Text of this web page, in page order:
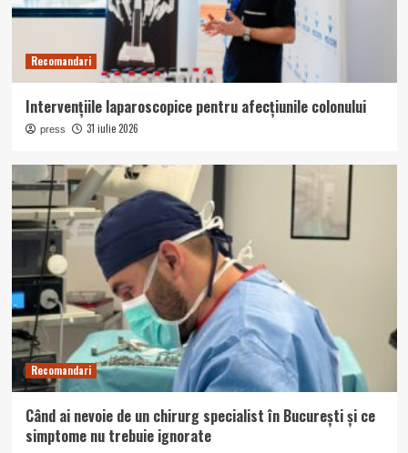
Recomandari
Intervențiile laparoscopice pentru afecțiunile colonului
press 31 iulie 2026
Recomandari
Când ai nevoie de un chirurg specialist în București și ce
simptome nu trebuie ignorate